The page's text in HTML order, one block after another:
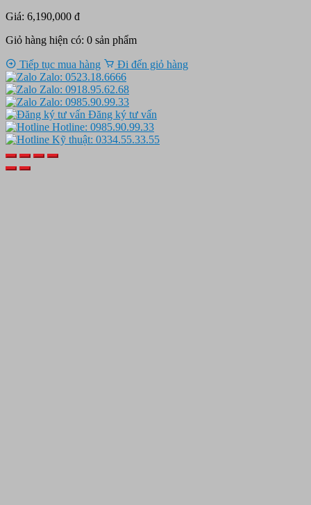
Giá: 6,190,000 đ
Giỏ hàng hiện có: 0 sản phẩm
Tiếp tục mua hàng
Đi đến giỏ hàng
Zalo: 0523.18.6666
Zalo: 0918.95.62.68
Zalo: 0985.90.99.33
Đăng ký tư vấn
Hotline: 0985.90.99.33
Kỹ thuật: 0334.55.33.55